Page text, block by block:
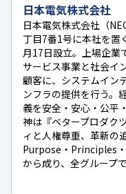
日本電気株式会社
日本電気株式会社（
丁目7番1号に本社を置
月17日設立。上場企業
サービス事業と社会イ
顧客に、システムイン
ンフラの提供を行う。
義を安全・安心・公平
神は『ベタープロダク
ィと人権尊重、革新の
Purpose・Principles
から成り、全グループ